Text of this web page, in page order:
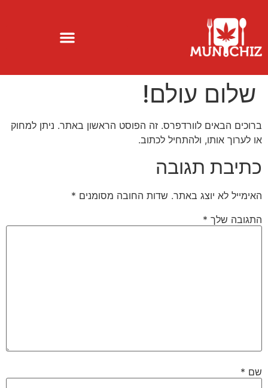
שלום עולם!
ברוכים הבאים לוורדפרס. זה הפוסט הראשון באתר. ניתן למחוק
או לערוך אותו, ולהתחיל לכתוב.
כתיבת תגובה
האימייל לא יוצג באתר. שדות החובה מסומנים *
התגובה שלך *
שם *